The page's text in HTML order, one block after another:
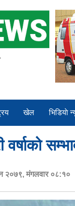
खेल भिडियाे
२०७९, मंगलवार ०८:१०